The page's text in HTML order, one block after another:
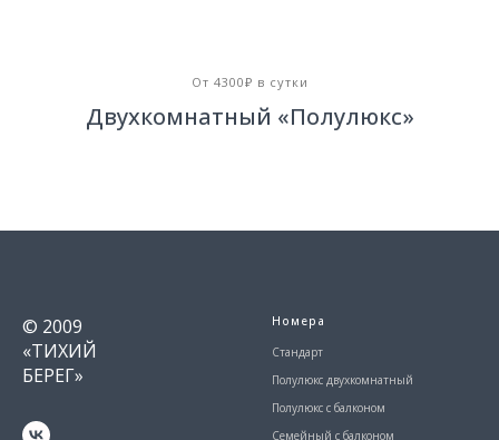
От 4300₽ в сутки
Двухкомнатный «Полулюкс»
© 2009
«ТИХИЙ
БЕРЕГ»
Номера
Стандарт
Полулюкс двухкомнатный
Полулюкс с балконом
Семейный с балконом